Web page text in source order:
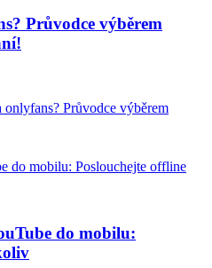
Průvodce výběrem
onlyfans? Průvodce výběrem
do mobilu: